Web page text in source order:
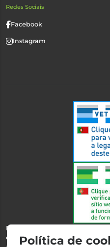
Redes Sociais
Facebook
Instagram
Esta farmácia encontra-se
dispensa de medicamentos e
Política de